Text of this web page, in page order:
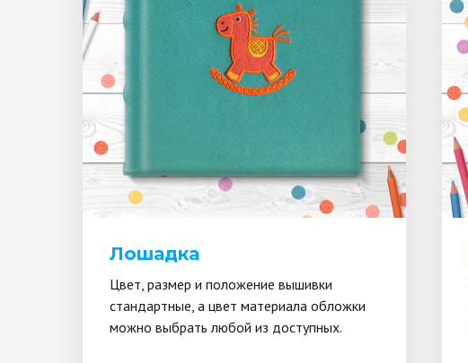
Лошадка
Цвет, размер и положение вышивки
стандартные, а цвет материала обложки
можно выбрать любой из доступных.